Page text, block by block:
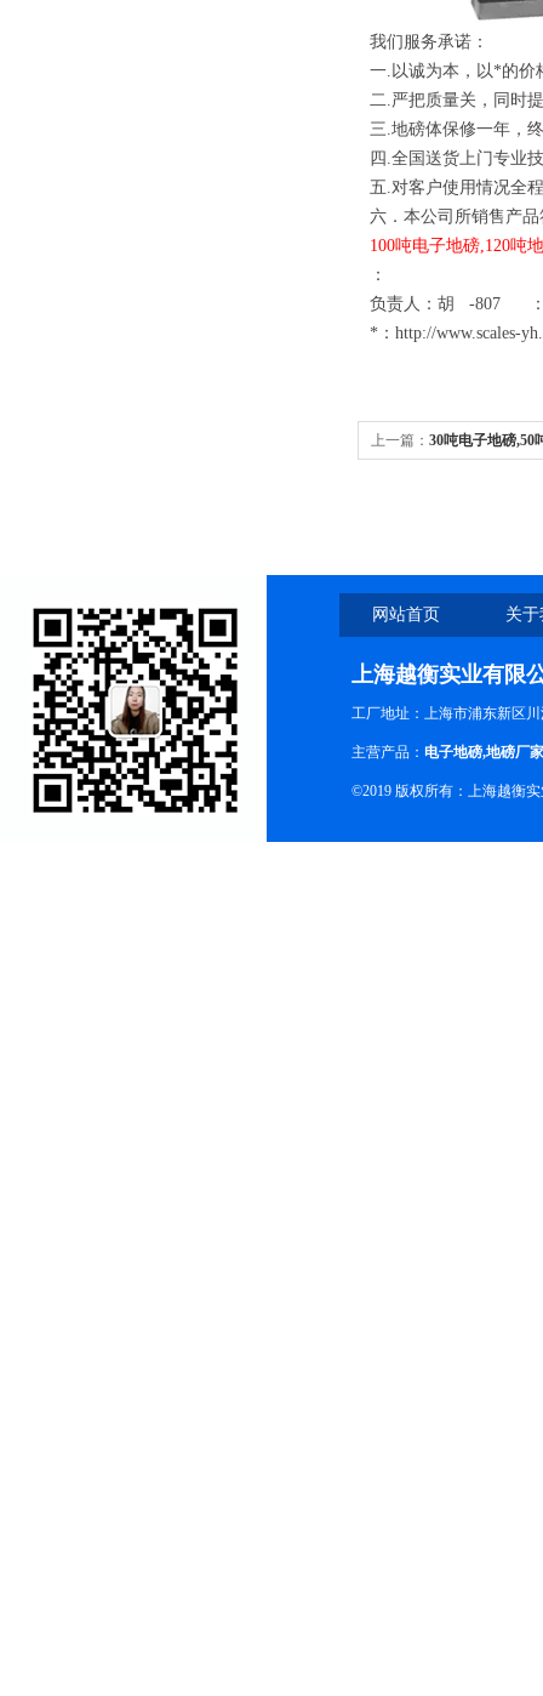
我们服务承诺：
一. 以诚为本，以*的价
二.严把质量关，同时
三.地磅体保修一年，
四 .全国送货上门专业
五.对客户使用情况全
六．本公司所销售产
100吨电子地磅,120吨
：
负责人：胡
-807
*： http://www.scales-
上一篇： 30吨电子地磅,50
网站首页 关
上海越衡实业有限
工厂地址：上海市浦东新区川
主营产品： 电子地磅,地磅厂家
©2019 版权所有：上海越衡